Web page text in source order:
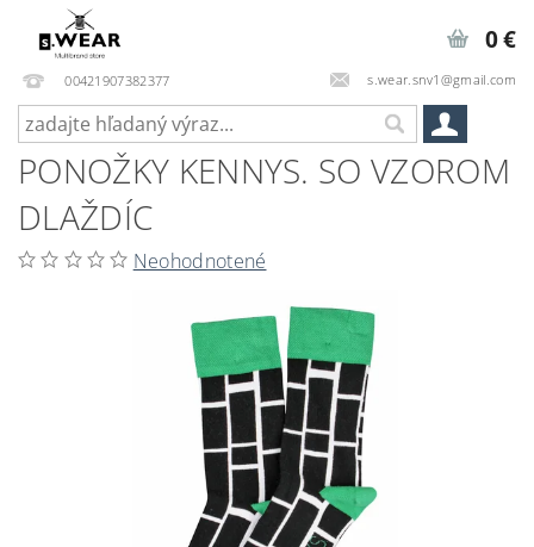
00421907382377 s.wear.snv1@gmail.com
0 €
PONOŽKY KENNYS. SO VZOROM
DLAŽDÍC
Neohodnotené